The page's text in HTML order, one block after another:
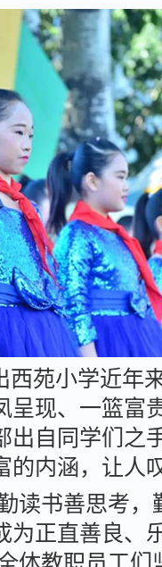
西苑小学近年
现、一篮富
出自同学们之
的内涵，让人
读书善思考，
为正直善良、